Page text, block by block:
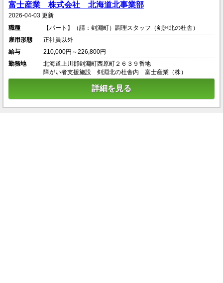
富士産業 株式会社 北海道北事業部
2026-04-03 更新
職種
【パート】（請：剣淵町）調理スタッフ（剣淵北の杜舎）
雇用形態
正社員以外
給与
210,000円～226,800円
勤務地
北海道上川郡剣淵町西原町２６３９番地
障がい者支援施設 剣淵北の杜舎内 富士産業（株）
詳細を見る